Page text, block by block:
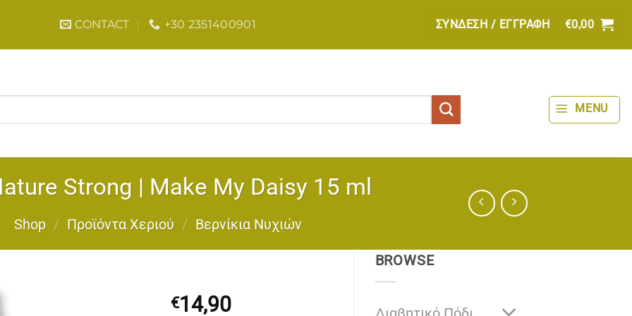
CONTACT +30 2351400901 ΣΎΝΔΕΣΗ / ΕΓΓΡΑΦΉ €0,00
MENU
Strong | Make My Daisy 15 ml
Shop / Προϊόντα Χεριού / Bερνίκια Νυχιών
BROWSE
€14,90